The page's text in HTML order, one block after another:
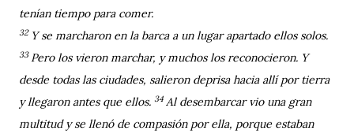
tenían tiempo para comer.
32 Y se marcharon en la barca a un lugar apartado ellos solos.
33 Pero los vieron marchar, y muchos los reconocieron. Y
desde todas las ciudades, salieron deprisa hacia allí por tierra
y llegaron antes que ellos. 34 Al desembarcar vio una gran
multitud y se llenó de compasión por ella, porque estaban